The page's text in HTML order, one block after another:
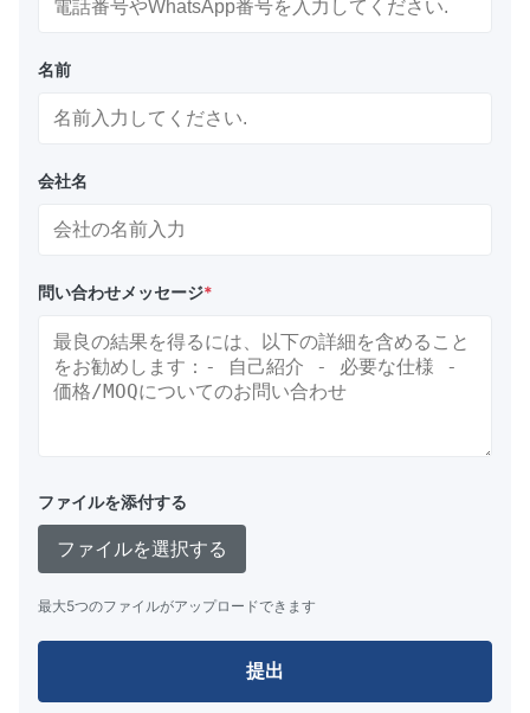
名前
会社名
問い合わせメッセージ*
ファイルを添付する
ファイルを選択する
最大5つのファイルがアップロードできます
提出